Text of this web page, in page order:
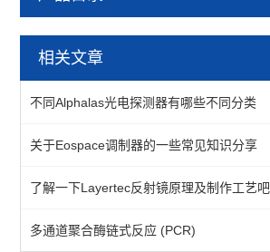
光学仪器
相关文章
不同Alphalas光电探测器有哪些不同分类
关于Eospace调制器的一些常见知识分享
了解一下Layertec反射镜原理及制作工艺吧
多通道聚合酶链式反应 (PCR)